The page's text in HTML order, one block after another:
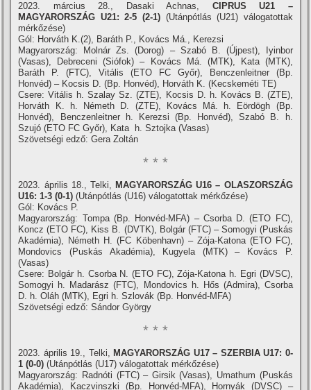
2023. március 28., Dasaki Achnas, CIPRUS U21 –
MAGYARORSZÁG U21: 2-5 (2-1) (Utánpótlás (U21) válogatottak
mérkőzése)
Gól: Horváth K.(2), Baráth P., Kovács Má., Kerezsi
Magyarország: Molnár Zs. (Dorog) – Szabó B. (Újpest), Iyinbor
(Vasas), Debreceni (Siófok) – Kovács Má. (MTK), Kata (MTK),
Baráth P. (FTC), Vitális (ETO FC Győr), Benczenleitner (Bp.
Honvéd) – Kocsis D. (Bp. Honvéd), Horváth K. (Kecskeméti TE)
Csere: Vitális h. Szalay Sz. (ZTE), Kocsis D. h. Kovács B. (ZTE),
Horváth K. h. Németh D. (ZTE), Kovács Má. h. Eördögh (Bp.
Honvéd), Benczenleitner h. Kerezsi (Bp. Honvéd), Szabó B. h.
Szujó (ETO FC Győr), Kata h. Sztojka (Vasas)
Szövetségi edző: Gera Zoltán
* * *
2023. április 18., Telki, MAGYARORSZÁG U16 – OLASZORSZÁG
U16: 1-3 (0-1) (Utánpótlás (U16) válogatottak mérkőzése)
Gól: Kovács P.
Magyarország: Tompa (Bp. Honvéd-MFA) – Csorba D. (ETO FC),
Koncz (ETO FC), Kiss B. (DVTK), Bolgár (FTC) – Somogyi (Puskás
Akadémia), Németh H. (FC Köbenhavn) – Zója-Katona (ETO FC),
Mondovics (Puskás Akadémia), Kugyela (MTK) – Kovács P.
(Vasas)
Csere: Bolgár h. Csorba N. (ETO FC), Zója-Katona h. Egri (DVSC),
Somogyi h. Madarász (FTC), Mondovics h. Hős (Admira), Csorba
D. h. Oláh (MTK), Egri h. Szlovák (Bp. Honvéd-MFA)
Szövetségi edző: Sándor György
* * *
2023. április 19., Telki, MAGYARORSZÁG U17 – SZERBIA U17: 0-
1 (0-0) (Utánpótlás (U17) válogatottak mérkőzése)
Magyarország: Radnóti (FTC) – Girsik (Vasas), Umathum (Puskás
Akadémia), Kaczvinszki (Bp. Honvéd-MFA), Hornyák (DVSC) –